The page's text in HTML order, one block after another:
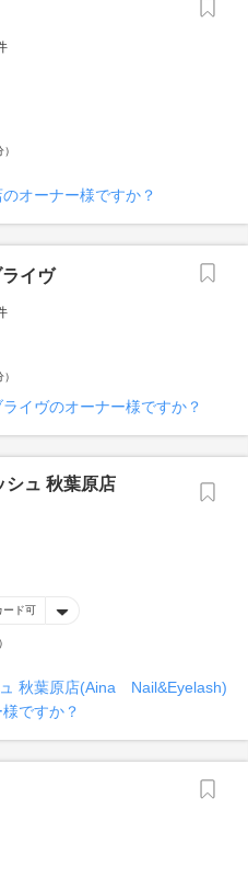
オーナー様ですか？
イヴ
イヴのオーナー様ですか？
シュ 秋葉原店
ード可
秋葉原店(Aina Nail&Eyelash)
ですか？